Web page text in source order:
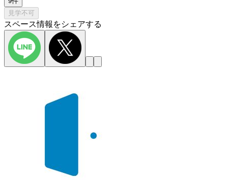
見学不可
スペース情報をシェアする